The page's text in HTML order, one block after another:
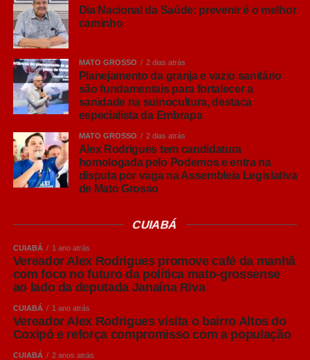
perceberam. Candidatos não competem com sua
empresa pelo mesmo cliente. Competem pelo mesmo
espaço de atenção. Como campanhas eleitorais
trabalham com grandes orçamentos, prazos
extremamente curtos e necessidade de alcançar milhões
de eleitores rapidamente, elas elevam naturalmente a
concorrência dentro das plataformas de anúncios. O
resultado é simples: a publicidade fica mais cara para
todos.
Não se trata de uma previsão ou de uma opinião. É
2022, levantamento divulgado pela CNN Brasil, com
base em dados públicos do Tribunal Superior Eleitoral,
mostrou que o custo por mil impressões (CPM) no
Facebook saltou de R$ 5,03 para R$ 96,71 em apenas
quinze dias após o início oficial da campanha eleitoral,
municipais de 2020, o comportamento foi semelhante. A
história mostra que esse movimento não é exceção; é um
padrão.
Dia Nacional da Saúde: prevenir é o melhor
caminho
MATO GROSSO 2 dias atrás
Planejamento da granja e vazio sanitário
são fundamentais para fortalecer a
sanidade na suinocultura, destaca
especialista da Embrapa
MATO GROSSO 2 dias atrás
Alex Rodrigues tem candidatura
homologada pelo Podemos e entra na
disputa por vaga na Assembleia Legislativa
de Mato Grosso
CUIABÁ
CUIABÁ 1 ano atrás
Vereador Alex Rodrigues promove café da manhã
com foco no futuro da política mato-grossense
ao lado da deputada Janaína Riva
CUIABÁ 1 ano atrás
Vereador Alex Rodrigues visita o bairro Altos do
Coxipó e reforça compromisso com a população
CUIABÁ 2 anos atrás